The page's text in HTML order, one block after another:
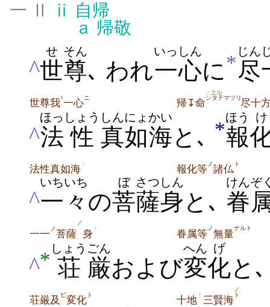
一 Ⅱ ⅱ
自帰
ａ 帰敬
^世
せ
尊
そん
､ われ一心
いっしん
に*尽
じん
世尊我†一心ニ
帰↧命シタテマツリ
シ 上ル
尽十
^法
ほっ
性
しょう
真如
しんにょ
海
かい
と､ *報
ほう け
法性真如海 ト 報化等 ノ諸仏 ト
^一々
いちいち
の菩
ぼ
薩
さつ
身
しん
と､ 眷
けんぞ
一一 ノ菩薩
ノ
身 ト 眷属等ノ無量ナルト
^* 荘
しょう
厳
ごん
および変
へん
化
げ
と
荘厳及 ビ変化 ト
十地 ト 三賢海 ト
ノ